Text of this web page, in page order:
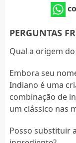
PERGUNTAS
Qual a origem
Embora seu
Indiano é uma
combinação de
um clássico nas
Posso substituir